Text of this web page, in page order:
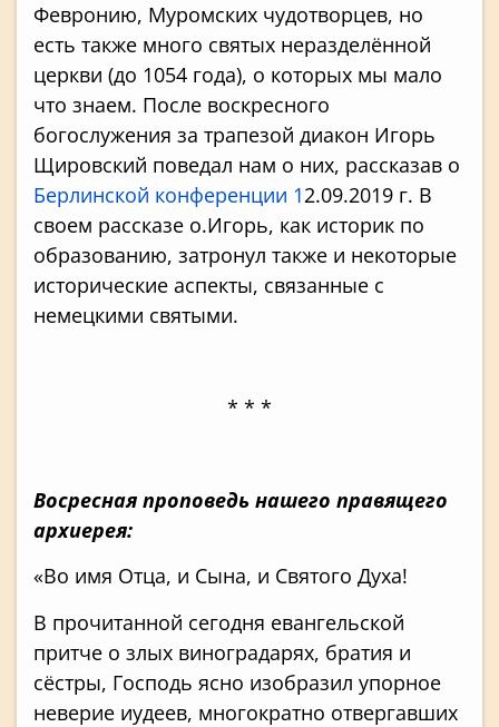
Февронию, Муромских чудотворцев, но
есть также много святых неразделённой
церкви (до 1054 года), о которых мы мало
что знаем. После воскресного
богослужения за трапезой диакон Игорь
Щировский поведал нам о них, рассказав о
Берлинской конференции 12.09.2019 г. В
своем рассказе о.Игорь, как историк по
образованию, затронул также и некоторые
исторические аспекты, связанные с
немецкими святыми.
* * *
Восресная проповедь нашего правящего
архиерея:
«Во имя Отца, и Сына, и Святого Духа!
В прочитанной сегодня евангельской
притче о злых виноградарях, братия и
сёстры, Господь ясно изобразил упорное
неверие иудеев, многократно отвергавших